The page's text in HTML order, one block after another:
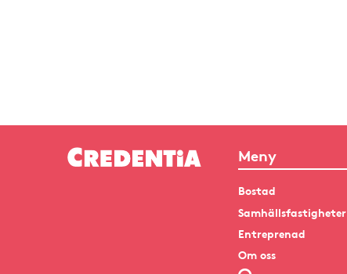
Meny
Bostad
Samhällsfastigheter
Entreprenad
Om oss